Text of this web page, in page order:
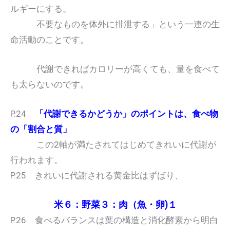
ルギーにする。
不要なものを体外に排泄する」という一連の生
命活動のことです。
代謝できればカロリーが高くても、量を食べて
も太らないのです。
P.24
「代謝できるかどうか」のポイントは、食べ物
の「割合と質」
この2軸が満たされてはじめてきれいに代謝が
行われます。
P.25 きれいに代謝される黄金比はずばり、
米６：野菜３：肉（魚・卵)１
P.26 食べるバランスは葉の構造と消化酵素から明白